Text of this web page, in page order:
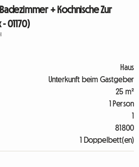
+ Kochnische Zur
01170)
Haus
Unterkunft beim Gastgeber
25 m²
1 Person
1
81800
1 Doppelbett(en)